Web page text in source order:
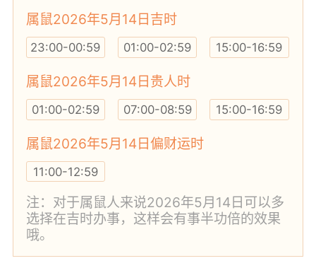
属鼠2026年5月14日吉时
23:00-00:59 01:00-02:59 15:00-16:59
属鼠2026年5月14日贵人时
01:00-02:59 07:00-08:59 15:00-16:59
属鼠2026年5月14日偏财运时
11:00-12:59
注：对于属鼠人来说2026年5月14日可以多
选择在吉时办事，这样会有事半功倍的效果
哦。